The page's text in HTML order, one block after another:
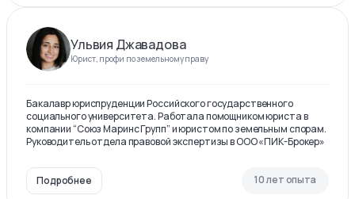
Ульвия Джавадова
Юрист, профи по земельному праву
Бакалавр юриспруденции Российского государственного
социального университета. Работала помощником юриста в
компании “Союз Маринс Групп” и юристом по земельным спорам.
Руководитель отдела правовой экспертизы в ООО «ПИК-Брокер»
Подробнее 10 лет опыта